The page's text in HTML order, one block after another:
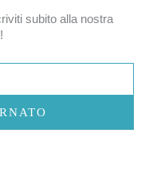
subito alla nostra